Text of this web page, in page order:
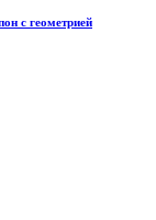
с геометрией